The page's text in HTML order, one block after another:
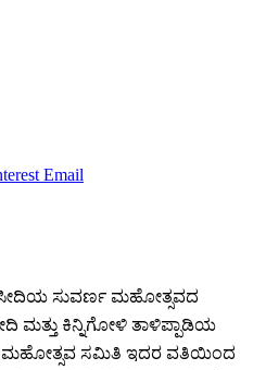
Email
ಸುವರ್ಣ ಮಹೋತ್ಸವದ
ಮತ್ತು ಕಿನ್ನಿಗೋಳಿ ತಾಳಿಪ್ಪಾಡಿಯ
ಮಹೋತ್ಸವ ಸಮಿತಿ ಇದರ ವತಿಯಿಂದ